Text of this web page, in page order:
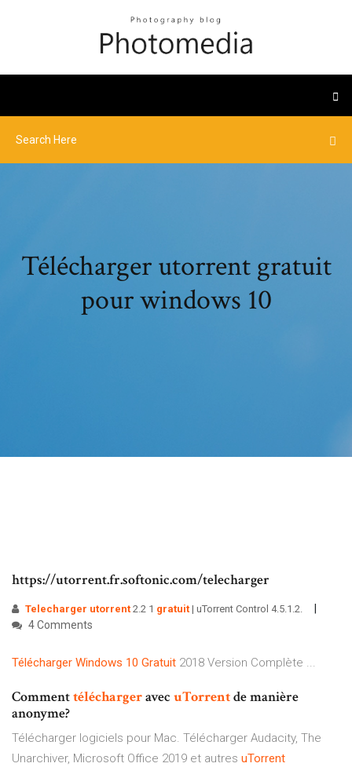
Télécharger utorrent gratuit
pour windows 10
https://utorrent.fr.softonic.com/telecharger
Telecharger utorrent 2.2 1 gratuit | uTorrent Control 4.5.1.2.
4 Comments
Télécharger Windows 10 Gratuit 2018 Version Complète ...
Commenttéléchargeravec uTorrentde manière
anonyme?
Télécharger logiciels pour Mac. Télécharger Audacity, The
Unarchiver, Microsoft Office 2019 et autres uTorrent